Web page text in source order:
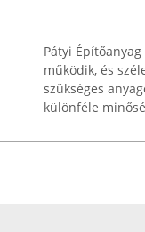
Pátyi
működik, és
szükséges
különféle